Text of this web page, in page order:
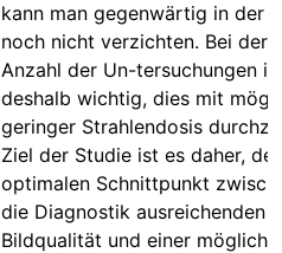
kann man gegenwärtig in der
noch nicht verzichten. Bei der
Anzahl der Un-tersuchungen
deshalb wichtig, dies mit
geringer Strahlendosis
Ziel der Studie ist es daher,
optimalen Schnittpunkt
die Diagnostik ausreichenden
Bildqualität und einer